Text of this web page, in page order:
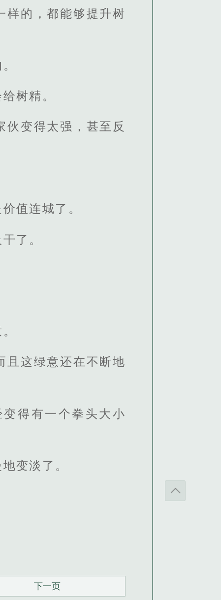
样的，都能够提升树
树精。
变得太强，甚至反
值连城了。
了。
且这绿意还在不断地
得有一个拳头大小
变淡了。
下一页